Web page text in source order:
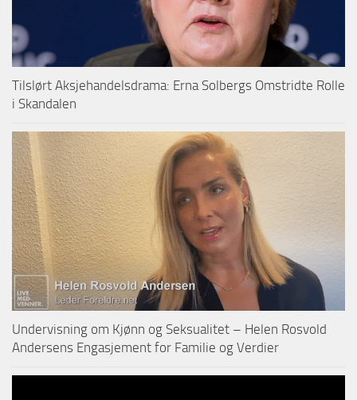
Tilslørt Aksjehandelsdrama: Erna Solbergs Omstridte Rolle
i Skandalen
Undervisning om Kjønn og Seksualitet – Helen Rosvold
Andersens Engasjement for Familie og Verdier